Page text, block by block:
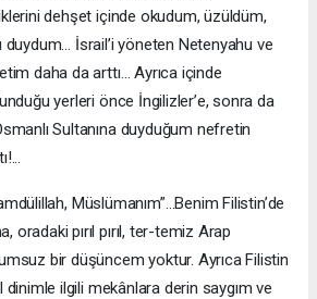
dehşet içinde okudum, üzüldüm,
duydum… İsrail’i yöneten Netenyahu ve
daha da arttı… Ayrıca içinde
yerleri önce İngilizler’e, sonra da
Sultanına duyduğum nefretin
Müslümanım”…Benim Filistin’de
oradaki pırıl pırıl, ter-temiz Arap
bir düşüncem yoktur. Ayrıca Filistin
dinimle ilgili mekânlara derin saygım ve